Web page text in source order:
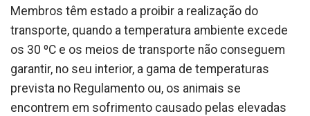
Membros têm estado a proibir a realização do
transporte, quando a temperatura ambiente excede
os 30 ºC e os meios de transporte não conseguem
garantir, no seu interior, a gama de temperaturas
prevista no Regulamento ou, os animais se
encontrem em sofrimento causado pelas elevadas